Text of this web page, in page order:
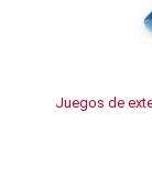
Juegos de